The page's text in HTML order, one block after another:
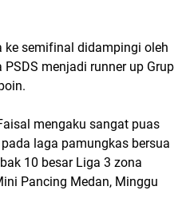
ke semifinal didampingi oleh
menjadi runner up Grup
mengaku sangat puas
laga pamungkas bersua
10 besar Liga 3 zona
Pancing Medan, Minggu